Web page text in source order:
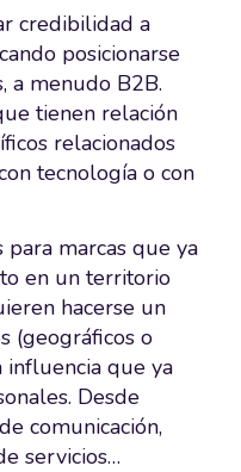
credibilidad a
posicionarse
a menudo B2B.
tienen relación
relacionados
tecnología o con
marcas que ya
en un territorio
hacerse un
(geográficos o
influencia que ya
Desde
comunicación,
servicios…